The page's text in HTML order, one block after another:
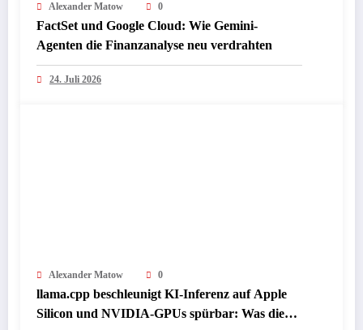
Alexander Matow 0
FactSet und Google Cloud: Wie Gemini-
Agenten die Finanzanalyse neu verdrahten
24. Juli 2026
Alexander Matow 0
llama.cpp beschleunigt KI-Inferenz auf Apple
Silicon und NVIDIA-GPUs spürbar: Was die